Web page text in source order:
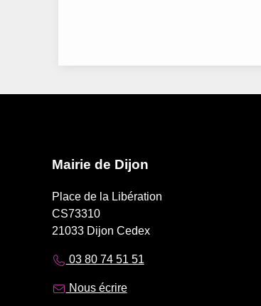
Mairie de Dijon
Place de la Libération
CS73310
21033 Dijon Cedex
03 80 74 51 51
Nous écrire